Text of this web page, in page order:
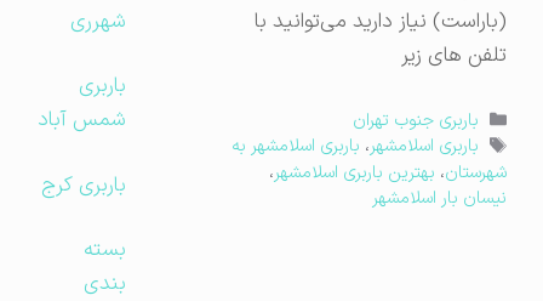
(باراست) نیاز دارید می‌توانید با
تلفن های زیر
دسته‌ها
باربری جنوب تهران
برچسب‌ها
باربری اسلامشهر،باربری اسلامشهر به
شهرستان،بهترین باربری اسلامشهر،
نیسان بار اسلامشهر
شهرری
باربری
شمس آباد
باربری کرج
بسته
بندی